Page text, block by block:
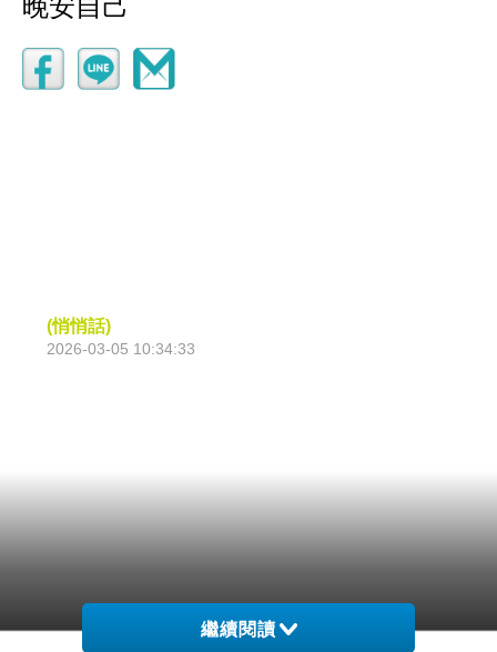
晚安自己
(悄悄話)
2026-03-05 10:34:33
繼續閱讀